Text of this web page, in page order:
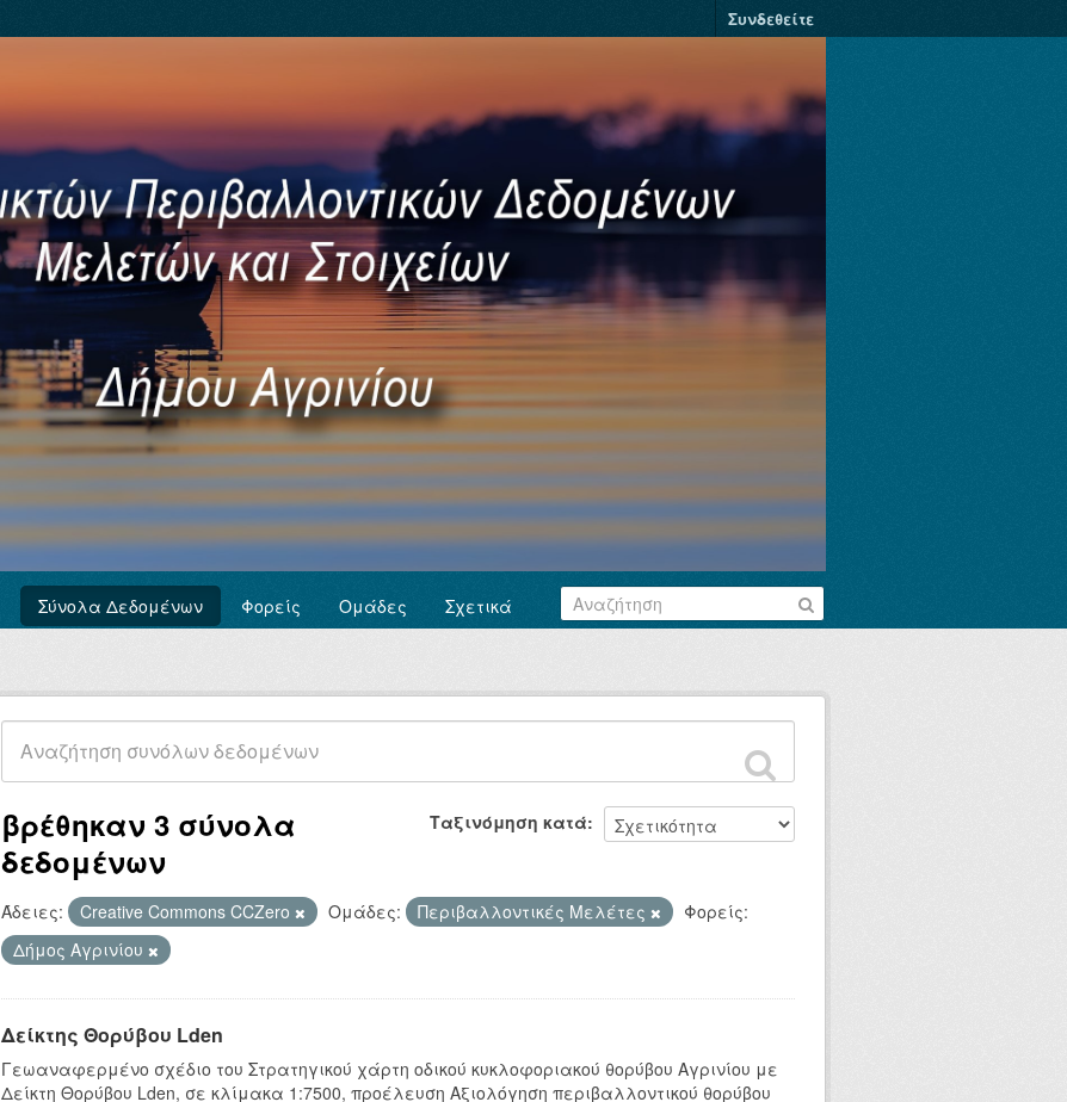
Συνδεθείτε
Σύνολα Δεδομένων Φορείς Ομάδες Σχετικά
Ταξινόμηση κατά
βρέθηκαν 3 σύνολα
δεδομένων
Άδειες: Creative Commons CCZero Ομάδες: Περιβαλλοντικές Μελέτες
Φορείς:
Δήμος Αγρινίου
Δείκτης Θορύβου Lden
Γεωαναφερμένο σχέδιο του Στρατηγικού χάρτη οδικού κυκλοφοριακού θορύβου Αγρινίου με
Δείκτη Θορύβου Lden, σε κλίμακα 1:7500, προέλευση Αξιολόγηση περιβαλλοντικού θορύβου